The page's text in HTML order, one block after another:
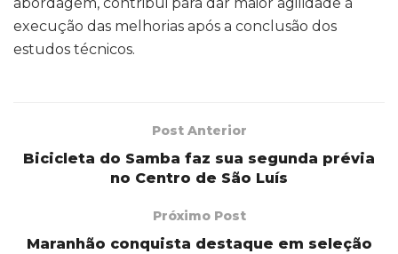
abordagem, contribui para dar maior agilidade à
execução das melhorias após a conclusão dos
estudos técnicos.
Post Anterior
Bicicleta do Samba faz sua segunda prévia
no Centro de São Luís
Próximo Post
Maranhão conquista destaque em seleção